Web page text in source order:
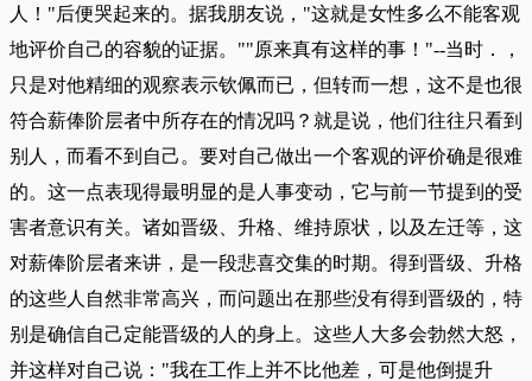
人！"后便哭起来的。据我朋友说，"这就是女性多么不能客观
地评价自己的容貌的证据。""原来真有这样的事！"--当时．，
只是对他精细的观察表示钦佩而已，但转而一想，这不是也很
符合薪俸阶层者中所存在的情况吗？就是说，他们往往只看到
别人，而看不到自己。要对自己做出一个客观的评价确是很难
的。这一点表现得最明显的是人事变动，它与前一节提到的受
害者意识有关。诸如晋级、升格、维持原状，以及左迁等，这
对薪俸阶层者来讲，是一段悲喜交集的时期。得到晋级、升格
的这些人自然非常高兴，而问题出在那些没有得到晋级的，特
别是确信自己定能晋级的人的身上。这些人大多会勃然大怒，
并这样对自己说："我在工作上并不比他差，可是他倒提升